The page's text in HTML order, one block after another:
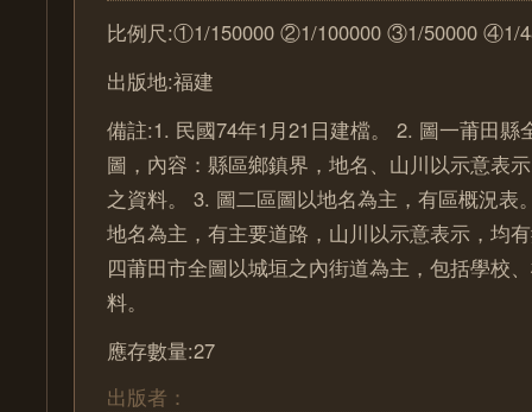
比例尺:①1/150000 ②1/100000 ③1/50000 ④1/
出版地:福建
備註:1. 民國74年1月21日建檔。 2. 圖一莆田縣
圖，內容：縣區鄉鎮界，地名、山川以示意表
之資料。 3. 圖二區圖以地名為主，有區概況表
地名為主，有主要道路，山川以示意表示，均
四莆田市全圖以城垣之內街道為主，包括學校
料。
應存數量:27
出版者：